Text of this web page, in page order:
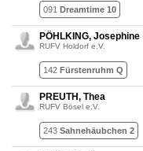
091 Dreamtime 10
PÖHLKING, Josephine
RUFV Holdorf e.V.
142 Fürstenruhm Q
PREUTH, Thea
RUFV Bösel e.V.
243 Sahnehäubchen 2